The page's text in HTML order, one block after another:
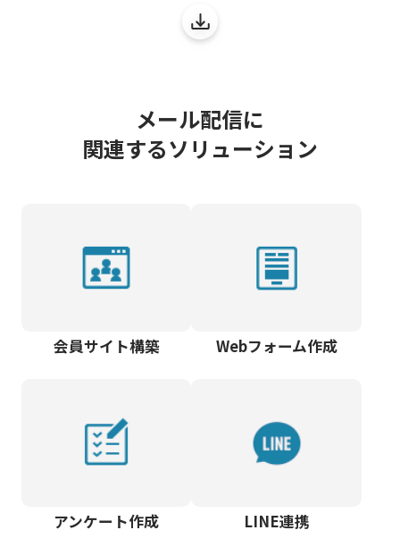
メール配信に
関連するソリューション
会員サイト構築 Webフォーム作成
アンケート作成 LINE連携